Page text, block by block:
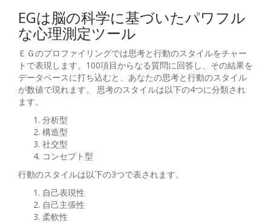
EGは脳の科学に基づいたパワフル
な心理測定ツール
ＥＧのプロファイリングでは思考と行動のスタイルをチャー
トで表現します。100項目からなる質問に回答し、その結果を
データベースに打ち込むと、あなたの思考と行動のスタイル
が数値で現れます。 思考のスタイルは以下の4つに分類され
ます。
分析型
構造型
社交型
コンセプト型
行動のスタイルは以下の3つで表されます。
自己表現性
自己主張性
柔軟性